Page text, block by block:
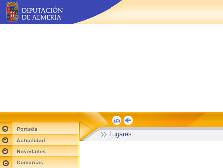
Lugares